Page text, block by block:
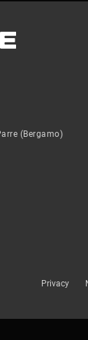
(Bergamo)
Privacy